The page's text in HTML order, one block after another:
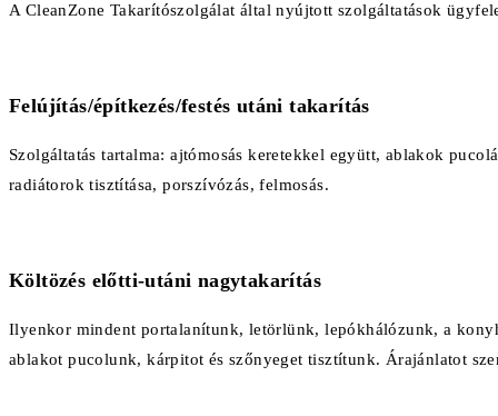
A CleanZone Takarítószolgálat által nyújtott szolgáltatások
Felújítás/építkezés/festés utáni takarítás
Szolgáltatás tartalma: ajtómosás keretekkel együtt, ablakok
radiátorok tisztítása, porszívózás, felmosás.
Költözés előtti-utáni nagytakarítás
Ilyenkor mindent portalanítunk, letörlünk, lepókhálózunk, a
ablakot pucolunk, kárpitot és szőnyeget tisztítunk. Árajánlatot